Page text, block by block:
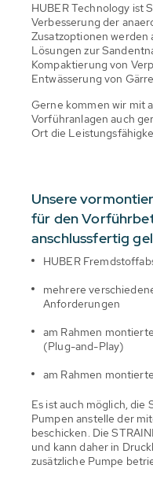
HUBER Technology ist
Verbesserung der
Zusatzoptionen werden
Lösungen zur
Kompaktierung von
Entwässerung von
Gerne kommen wir mit
Vorführanlagen auch
Ort die
Unsere
für den
anschlussfertig
HUBER
mehrere
Anforderungen
am Rahmen
(Plug-and-Play)
am Rahmen
Es ist auch möglich, die
Pumpen anstelle der
beschicken. Die
und kann daher in
zusätzliche Pumpe